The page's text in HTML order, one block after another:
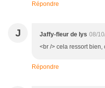
Répondre
J Jaffy-fleur de lys 08/
<br /> cela ressort
Répondre